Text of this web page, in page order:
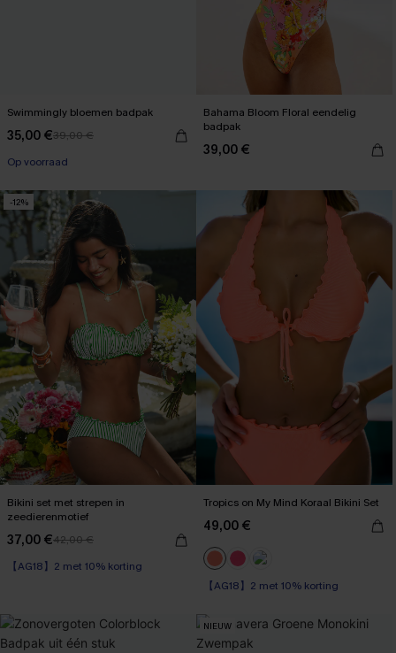
Swimmingly bloemen badpak
35,00 €39,00 €
Op voorraad
Bahama Bloom Floral eendelig
badpak
39,00 €
-12%
Bikini set met strepen in
zeedierenmotief
37,00 €42,00 €
【AG18】2 met 10% korting
Op voorraad
Tropics on My Mind Koraal Bikini Set
49,00 €
【AG18】2 met 10% korting
High Waist
NIEUW